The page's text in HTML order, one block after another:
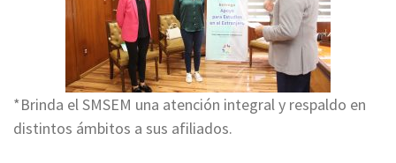
*Brinda el SMSEM una atención integral y respaldo en
distintos ámbitos a sus afiliados.